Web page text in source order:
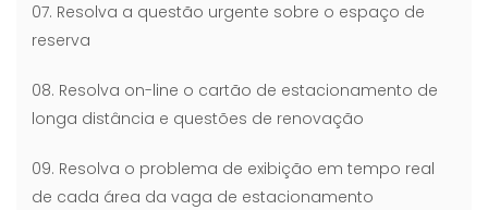
07. Resolva a questão urgente sobre o espaço de
reserva
08. Resolva on-line o cartão de estacionamento de
longa distância e questões de renovação
09. Resolva o problema de exibição em tempo real
de cada área da vaga de estacionamento